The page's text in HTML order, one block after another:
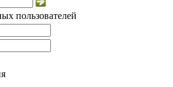
пользователей